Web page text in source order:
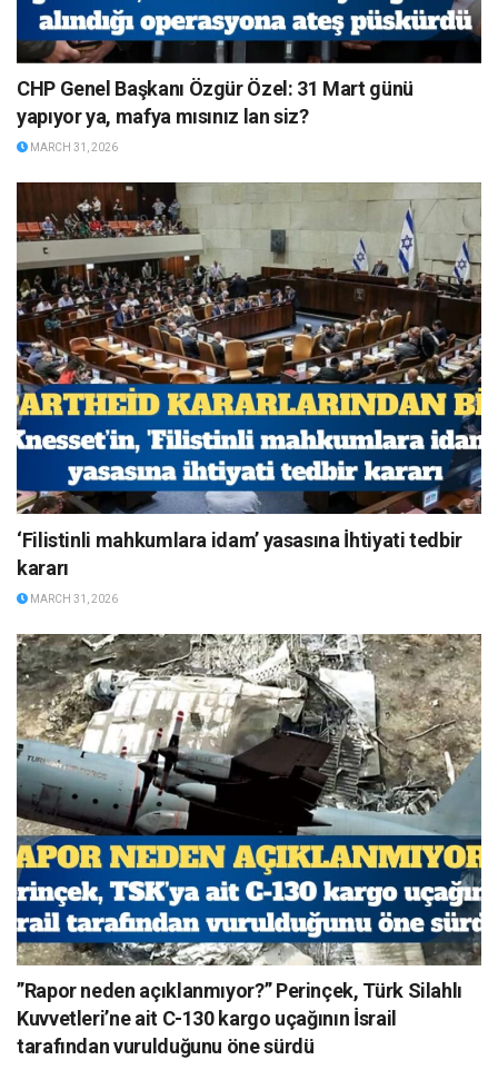
CHP Genel Başkanı Özgür Özel: 31 Mart günü
yapıyor ya, mafya mısınız lan siz?
MARCH 31, 2026
‘Filistinli mahkumlara idam’ yasasına İhtiyati tedbir
kararı
MARCH 31, 2026
”Rapor neden açıklanmıyor?” Perinçek, Türk Silahlı
Kuvvetleri’ne ait C-130 kargo uçağının İsrail
tarafından vurulduğunu öne sürdü